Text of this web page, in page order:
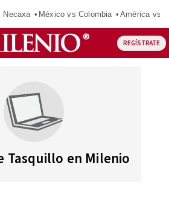
Necaxa México vs Colombia América vs
REGÍSTRATE
Tasquillo en Milenio